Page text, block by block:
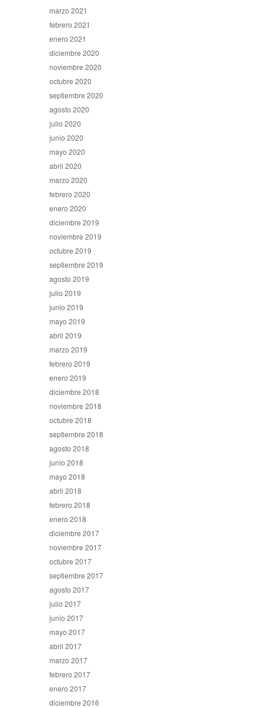
marzo 2021
febrero 2021
enero 2021
diciembre 2020
noviembre 2020
octubre 2020
septiembre 2020
agosto 2020
julio 2020
junio 2020
mayo 2020
abril 2020
marzo 2020
febrero 2020
enero 2020
diciembre 2019
noviembre 2019
octubre 2019
septiembre 2019
agosto 2019
julio 2019
junio 2019
mayo 2019
abril 2019
marzo 2019
febrero 2019
enero 2019
diciembre 2018
noviembre 2018
octubre 2018
septiembre 2018
agosto 2018
junio 2018
mayo 2018
abril 2018
febrero 2018
enero 2018
diciembre 2017
noviembre 2017
octubre 2017
septiembre 2017
agosto 2017
julio 2017
junio 2017
mayo 2017
abril 2017
marzo 2017
febrero 2017
enero 2017
diciembre 2016